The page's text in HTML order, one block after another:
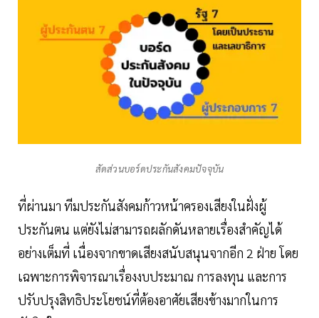
สัดส่วนบอร์ดประกันสังคมปัจจุบัน
ที่ผ่านมา ทีมประกันสังคมก้าวหน้าครองเสียงในฝั่งผู้
ประกันตน แต่ยังไม่สามารถผลักดันหลายเรื่องสำคัญได้
อย่างเต็มที่ เนื่องจากขาดเสียงสนับสนุนจากอีก 2 ฝ่าย โดย
เฉพาะการพิจารณาเรื่องงบประมาณ การลงทุน และการ
ปรับปรุงสิทธิประโยชน์ที่ต้องอาศัยเสียงข้างมากในการ